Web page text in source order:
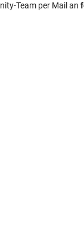
Team per Mail an